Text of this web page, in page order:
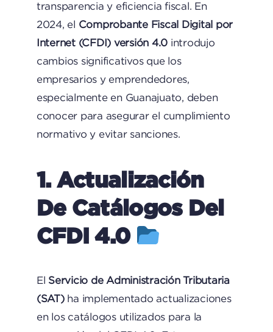
transparencia y eficiencia fiscal. En
2024, el Comprobante Fiscal Digital por
Internet (CFDI) versión 4.0 introdujo
cambios significativos que los
empresarios y emprendedores,
especialmente en Guanajuato, deben
conocer para asegurar el cumplimiento
normativo y evitar sanciones.​
1. Actualización
De Catálogos Del
CFDI 4.0
El Servicio de Administración Tributaria
(SAT)ha implementado actualizaciones
en los catálogos utilizados para la